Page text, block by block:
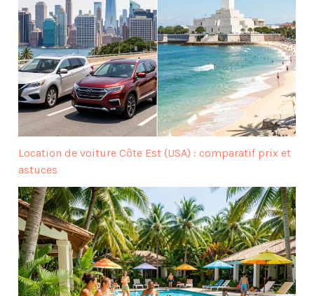
Location de voiture Côte Est (USA) : comparatif prix et
astuces